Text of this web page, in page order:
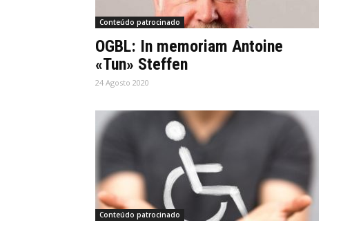
Conteúdo patrocinado
OGBL: In memoriam Antoine
«Tun» Steffen
24 Agosto 2020
Conteúdo patrocinado